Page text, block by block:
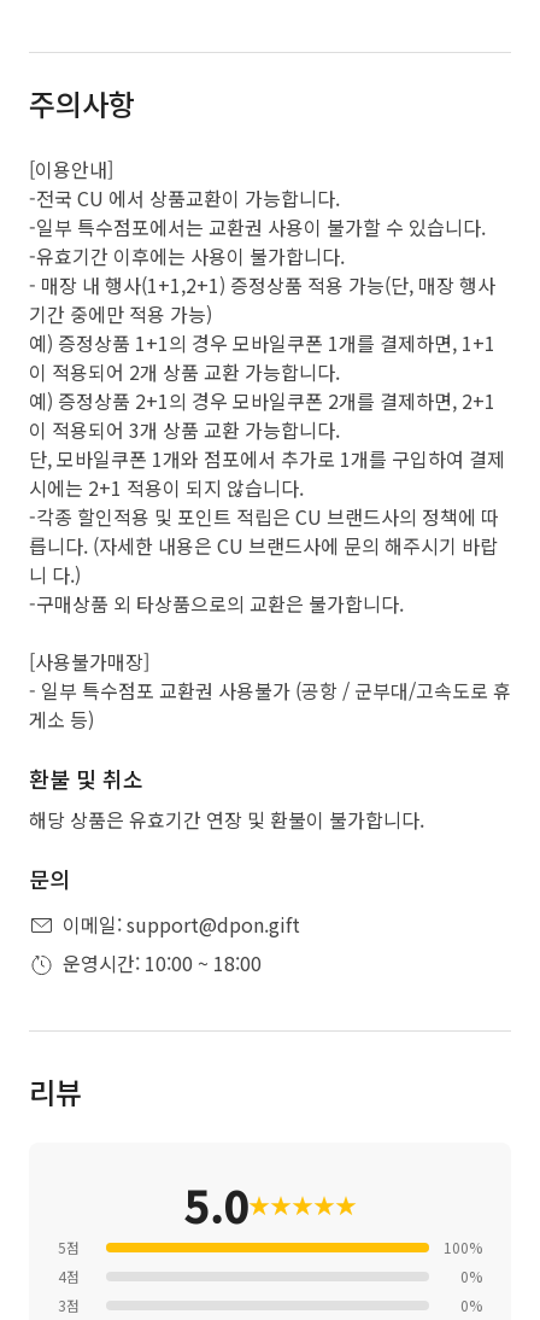
주의사항
[이용안내]
-전국 CU 에서 상품교환이 가능합니다.
-일부 특수점포에서는 교환권 사용이 불가할 수 있습니다.
-유효기간 이후에는 사용이 불가합니다.
- 매장 내 행사(1+1,2+1) 증정상품 적용 가능(단, 매장 행사
기간 중에만 적용 가능)
예) 증정상품 1+1의 경우 모바일쿠폰 1개를 결제하면, 1+1
이 적용되어 2개 상품 교환 가능합니다.
예) 증정상품 2+1의 경우 모바일쿠폰 2개를 결제하면, 2+1
이 적용되어 3개 상품 교환 가능합니다.
단, 모바일쿠폰 1개와 점포에서 추가로 1개를 구입하여 결제
시에는 2+1 적용이 되지 않습니다.
-각종 할인적용 및 포인트 적립은 CU 브랜드사의 정책에 따
릅니다. (자세한 내용은 CU 브랜드사에 문의 해주시기 바랍
니 다.)
-구매상품 외 타상품으로의 교환은 불가합니다.
[사용불가매장]
- 일부 특수점포 교환권 사용불가 (공항 / 군부대/고속도로 휴
게소 등)
환불 및 취소
해당 상품은 유효기간 연장 및 환불이 불가합니다.
문의
이메일: support@dpon.gift
운영시간: 10:00 ~ 18:00
리뷰
5.0★★★★★
5점
100%
4점
0%
3점
0%